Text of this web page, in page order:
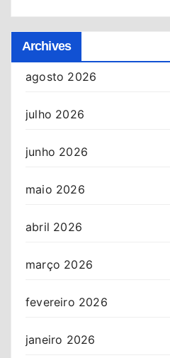
Archives
agosto 2026
julho 2026
junho 2026
maio 2026
abril 2026
março 2026
fevereiro 2026
janeiro 2026